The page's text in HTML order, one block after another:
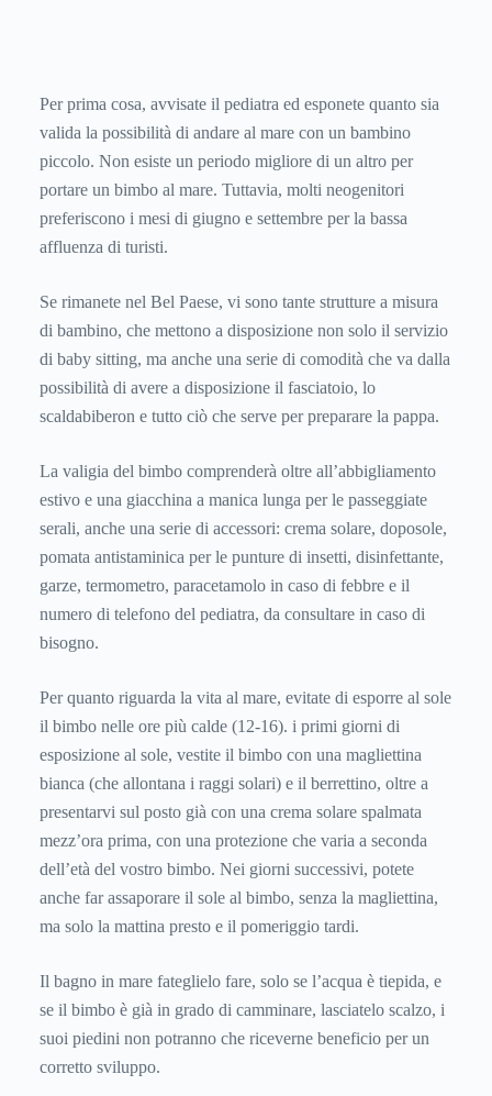
Per prima cosa, avvisate il pediatra ed esponete quanto sia
valida la possibilità di andare al mare con un bambino
piccolo. Non esiste un periodo migliore di un altro per
portare un bimbo al mare. Tuttavia, molti neogenitori
preferiscono i mesi di giugno e settembre per la bassa
affluenza di turisti.
Se rimanete nel Bel Paese, vi sono tante strutture a misura
di bambino, che mettono a disposizione non solo il servizio
di baby sitting, ma anche una serie di comodità che va dalla
possibilità di avere a disposizione il fasciatoio, lo
scaldabiberon e tutto ciò che serve per preparare la pappa.
La valigia del bimbo comprenderà oltre all’abbigliamento
estivo e una giacchina a manica lunga per le passeggiate
serali, anche una serie di accessori: crema solare, doposole,
pomata antistaminica per le punture di insetti, disinfettante,
garze, termometro, paracetamolo in caso di febbre e il
numero di telefono del pediatra, da consultare in caso di
bisogno.
Per quanto riguarda la vita al mare, evitate di esporre al sole
il bimbo nelle ore più calde (12-16). i primi giorni di
esposizione al sole, vestite il bimbo con una magliettina
bianca (che allontana i raggi solari) e il berrettino, oltre a
presentarvi sul posto già con una crema solare spalmata
mezz’ora prima, con una protezione che varia a seconda
dell’età del vostro bimbo. Nei giorni successivi, potete
anche far assaporare il sole al bimbo, senza la magliettina,
ma solo la mattina presto e il pomeriggio tardi.
Il bagno in mare fateglielo fare, solo se l’acqua è tiepida, e
se il bimbo è già in grado di camminare, lasciatelo scalzo, i
suoi piedini non potranno che riceverne beneficio per un
corretto sviluppo.